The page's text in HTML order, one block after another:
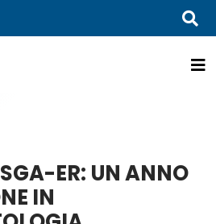
ER: UN ANNO
IN